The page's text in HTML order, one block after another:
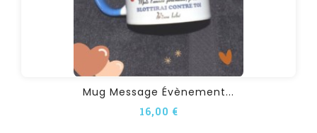
Mug Message Évènement...
16,00 €